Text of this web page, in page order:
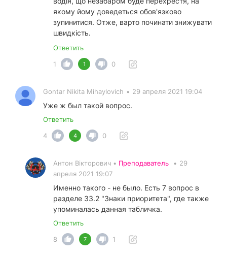
якому йому доведеться обов'язково
зупинитися. Отже, варто починати знижувати
швидкість.
Ответить
1
1 0
Gontar Nikita Mihaylovich • 29 апреля 2021 19:04
Уже ж был такой вопрос.
Ответить
4
4 0
Антон Вікторович • Преподаватель • 29
апреля 2021 19:07
Именно такого - не было. Есть 7 вопрос в
разделе 33.2 "Знаки приоритета", где также
упоминалась данная табличка.
Ответить
8
7 1